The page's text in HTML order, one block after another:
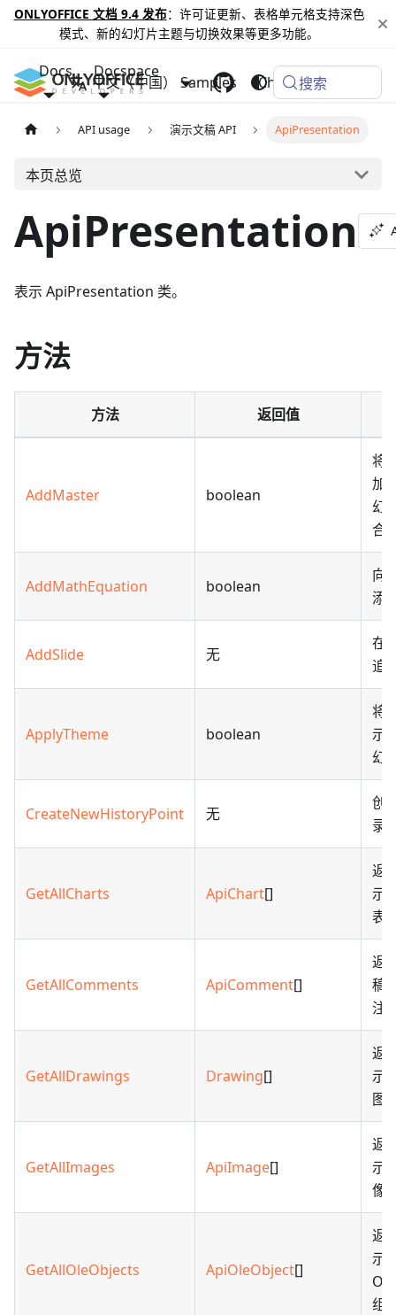
ONLYOFFICE 文档 9.4 发布：许可证更新、表格单元格支持深色
模式、新的幻灯片主题与切换效果等更多功能。
Docs Docspace
Samples Changelog
中文（中国） 搜索
API usage 演示文稿 API ApiPresentation
本页总览
ApiPresentation
表示 ApiPresentation 类。
方法
方法 返回值
AddMaster boolean
将
加
幻
合
AddMathEquation boolean
向
添
AddSlide 无
在
追
ApplyTheme boolean
将
示
幻
CreateNewHistoryPoint 无
创
录
GetAllCharts ApiChart[]
返
示
表
GetAllComments ApiComment[]
返
稿
注
GetAllDrawings Drawing[]
返
示
图
GetAllImages ApiImage[]
返
示
像
GetAllOleObjects ApiOleObject[]
返
示
组